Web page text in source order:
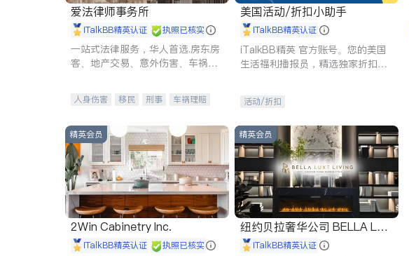
爱法律师事务所
iTalkBB精英认证 执照已核实
一站式法律服务，华人首选.房东房
客、地产交易、意外伤害、车祸重
人身伤害 移民 刑事
车祸理赔
商标注册
索赔 律师-其它 保释
美国活动/折扣小助手
iTalkBB精英认证
iTalkBB精英 官方账号。您的美国
生活福利播报员，精选独家折扣、
活动/折扣
精英会员
2Win Cabinetry Inc.
iTalkBB精英认证 执照已核实
精英会员
纽约贝拉奢华公司 BELLA LUX
E iTalkBB精英认证